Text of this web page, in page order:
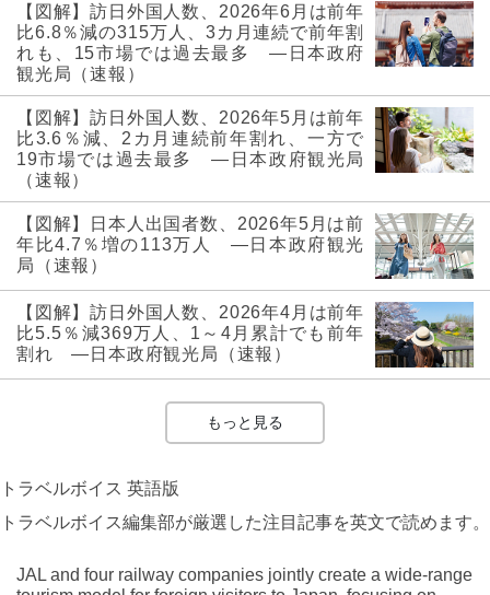
【図解】訪日外国人数、2026年6月は前年
比6.8％減の315万人、3カ月連続で前年割
れも、15市場では過去最多 ―日本政府
観光局（速報）
【図解】訪日外国人数、2026年5月は前年
比3.6％減、2カ月連続前年割れ、一方で
19市場では過去最多 ―日本政府観光局
（速報）
【図解】日本人出国者数、2026年5月は前
年比4.7％増の113万人 ―日本政府観光
局（速報）
【図解】訪日外国人数、2026年4月は前年
比5.5％減369万人、1～4月累計でも前年
割れ ―日本政府観光局（速報）
もっと見る
トラベルボイス 英語版
トラベルボイス編集部が厳選した注目記事を英文で読めます。
JAL and four railway companies jointly create a wide-range